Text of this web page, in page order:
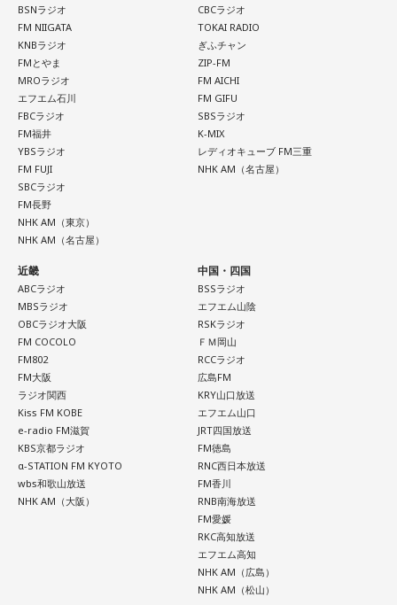
この出来事をきっかけに、「笑いは武器になる」と実感。
「自分を認めてもらうには、人を笑わせればいい」という体
験が、芸人としての原点になったと振り返ります。
さらに、ショートフィルムの賞を受賞した際には、憧れだっ
た松田聖子さんからトロフィーを受け取る機会もありまし
た。思いを伝えようとしたものの、感激のあまり「文法はめ
ちゃくちゃだし、早口で喋ったもんだから、ただただ引きつ
らせてしまいました」と当時を振り返り、苦笑いを見せまし
た。
ゴリさん
◆故郷・沖縄で味わう絶景とグルメ
沖縄を訪れたらぜひ足を運んでほしい場所として、ゴリさん
は国際通り近くの「せんべろ街」を紹介しました。「そこだ
け東南アジアの空気感もあるので、1つの場所で2つの旅行を
しているみたい」と、その独特の魅力を語ります。
なかでもおすすめとして挙げたのが「米仙」です。お酒3杯に
寿司5貫の組み合わせがリーズナブルな価格で楽しめ、「石垣
牛の握りが絶品」だと紹介。「炙りと生があるんですけど、
炙らないほうがおすすめです」と、地元ならではの楽しみ方
さらに、「末廣ブルース」も外せない1軒です。建物のレトロ
感が魅力の豚串専門店で、「タンだとかハラミだとかハツ、
BSNラジオ
FM NIIGATA
KNBラジオ
FMとやま
MROラジオ
エフエム石川
FBCラジオ
FM福井
YBSラジオ
FM FUJI
SBCラジオ
FM長野
NHK AM（東京）
NHK AM（名古屋）
CBCラジオ
TOKAI RADIO
ぎふチャン
ZIP-FM
FM AICHI
FM GIFU
SBSラジオ
K-MIX
レディオキューブ FM三重
NHK AM（名古屋）
近畿
ABCラジオ
MBSラジオ
OBCラジオ大阪
FM COCOLO
FM802
FM大阪
ラジオ関西
Kiss FM KOBE
e-radio FM滋賀
KBS京都ラジオ
α-STATION FM KYOTO
wbs和歌山放送
NHK AM（大阪）
中国・四国
BSSラジオ
エフエム山陰
RSKラジオ
ＦＭ岡山
RCCラジオ
広島FM
KRY山口放送
エフエム山口
JRT四国放送
FM徳島
RNC西日本放送
FM香川
RNB南海放送
FM愛媛
RKC高知放送
エフエム高知
NHK AM（広島）
NHK AM（松山）